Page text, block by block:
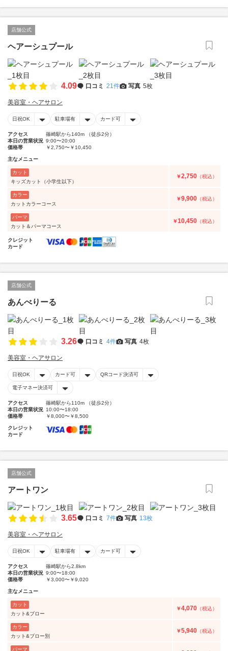
店舗公式
ヘアーシュプール
4.09 口コミ 21件 写真 5枚
美容室・ヘアサロン
日祝OK 駐車場有 カード可
アクセス
篠崎駅から140m （徒歩2分）
本日の営業状況 9:00〜20:00
価格帯
￥2,750〜￥10,450
主なメニュー
カット
キッズカット（小学生以下）
￥2,750 （税込）
カラー
カットカラーコース
￥9,900 （税込）
パーマ
カット＆パーマコース
￥10,450 （税込）
クレジット
カード
店舗公式
あんべりーる
3.26 口コミ 4件 写真 4枚
美容室・ヘアサロン
日祝OK カード可 QRコード決済可
電子マネー決済可
アクセス
篠崎駅から110m （徒歩2分）
本日の営業状況 10:00〜18:00
価格帯
￥8,000〜￥8,500
クレジット
カード
店舗公式
アートワン
3.65 口コミ 7件 写真 13枚
美容室・ヘアサロン
日祝OK 駐車場有 カード可
アクセス
篠崎駅から2.8km
本日の営業状況 9:00〜18:00
価格帯
￥3,000〜￥9,020
主なメニュー
カット
カット&ブロー
￥4,070 （税込）
カラー
カット&ブロー別
￥5,940 （税込）
パーマ